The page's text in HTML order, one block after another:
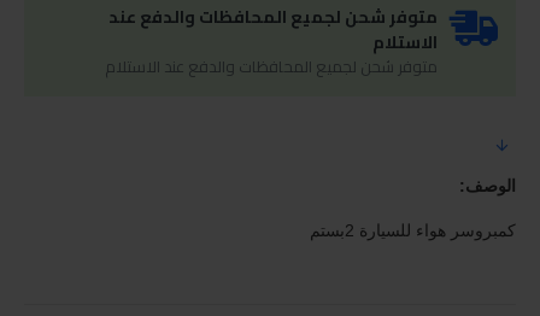
متوفر شحن لجميع المحافظات والدفع عند
الاستلام
متوفر شحن لجميع المحافظات والدفع عند الاستلام
الوصف:
كمبروسر هواء للسيارة 2بستم